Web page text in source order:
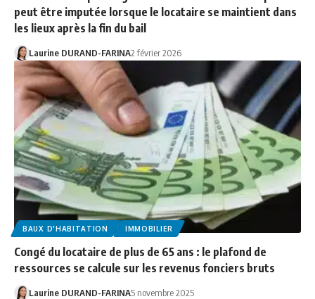
peut être imputée lorsque le locataire se maintient dans
les lieux après la fin du bail
Laurine DURAND-FARINA2 février 2026
BAUX D'HABITATION IMMOBILIER
Congé du locataire de plus de 65 ans : le plafond de
ressources se calcule sur les revenus fonciers bruts
Laurine DURAND-FARINA5 novembre 2025